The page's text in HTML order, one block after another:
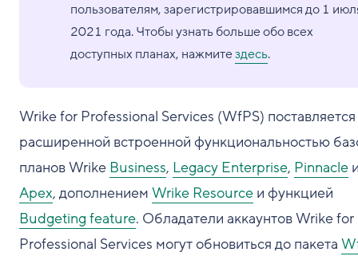
пользователям, зарегистрировавшимся до 1
2021 года. Чтобы узнать больше обо всех
доступных планах, нажмитездесь.
Wrike for Professional Services (WfPS) поставляется
расширенной встроенной функциональностью
планов Wrike Business, Legacy Enterprise, Pinnacle
Apex, дополнением Wrike Resource и функцией
Budgeting feature. Обладатели аккаунтов Wrike for
Professional Services могут обновиться до пакета